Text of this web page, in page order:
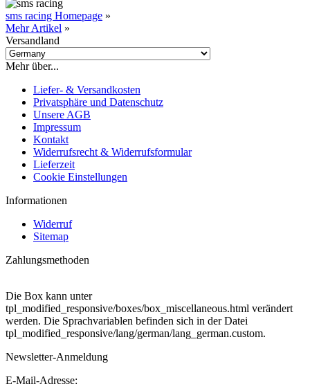
sms racing Homepage »
Mehr Artikel »
Versandland
Mehr über...
Liefer- & Versandkosten
Privatsphäre und Datenschutz
Unsere AGB
Impressum
Kontakt
Widerrufsrecht & Widerrufsformular
Lieferzeit
Cookie Einstellungen
Informationen
Widerruf
Sitemap
Zahlungsmethoden
Die Box kann unter
tpl_modified_responsive/boxes/box_miscellaneous.html verändert
werden. Die Sprachvariablen befinden sich in der Datei
tpl_modified_responsive/lang/german/lang_german.custom.
Newsletter-Anmeldung
E-Mail-Adresse: